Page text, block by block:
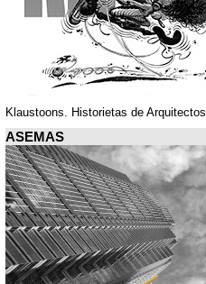
Klaustoons. Historietas de Arquitectos
ASEMAS